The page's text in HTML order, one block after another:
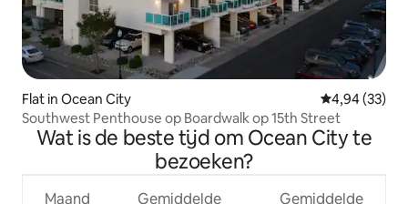
Flat in Ocean City Gemiddelde
4,94 (33)
Southwest Penthouse op Boardwalk op 15th Street
Wat is de beste tijd om Ocean City te
bezoeken?
Maand Gemiddelde Gemiddelde